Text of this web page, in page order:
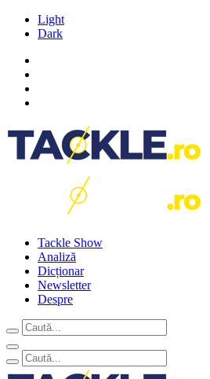
Light
Dark
Tackle Show
Analiză
Dicționar
Newsletter
Despre